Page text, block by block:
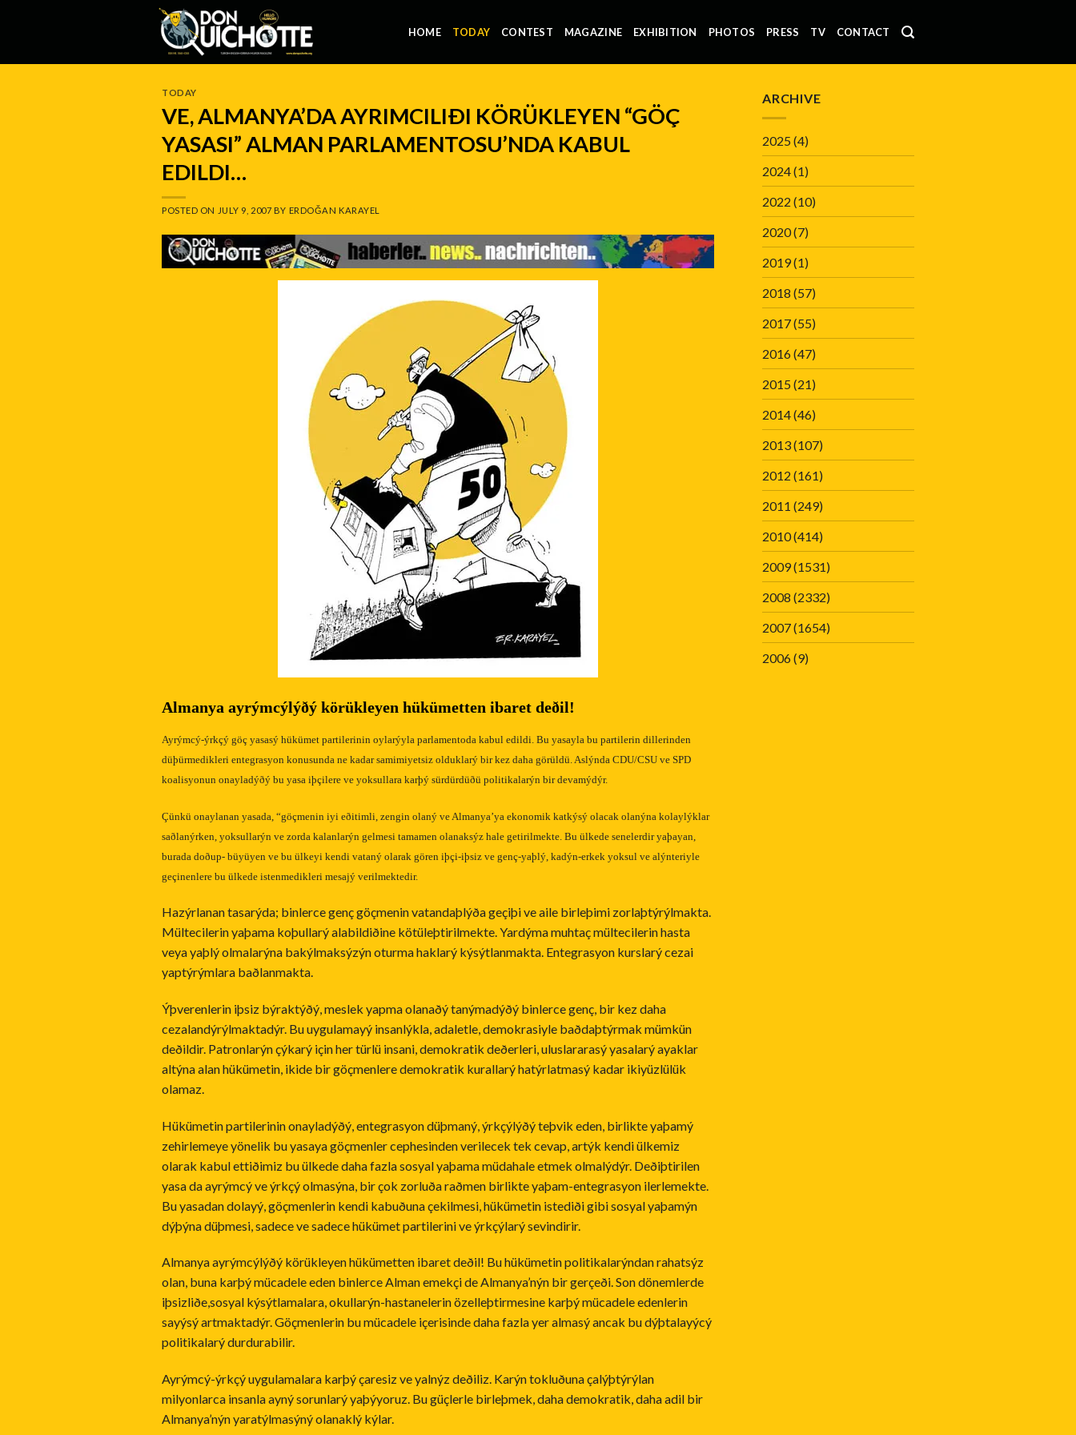
HOME TODAY CONTEST MAGAZINE EXHIBITION PHOTOS PRESS TV CONTACT
TODAY
VE, ALMANYA’DA AYRIMCILIÐI KÖRÜKLEYEN “GÖÇ
YASASI” ALMAN PARLAMENTOSU’NDA KABUL
EDILDI…
POSTED ON JULY 9, 2007 BY ERDOĞAN KARAYEL
Almanya ayrýmcýlýðý körükleyen hükümetten ibaret deðil!
Ayrýmcý-ýrkçý göç yasasý hükümet partilerinin oylarýyla parlamentoda kabul edildi. Bu yasayla bu partilerin dillerinden
düþürmedikleri entegrasyon konusunda ne kadar samimiyetsiz olduklarý bir kez daha görüldü. Aslýnda CDU/CSU ve SPD
koalisyonun onayladýðý bu yasa iþçilere ve yoksullara karþý sürdürdüðü politikalarýn bir devamýdýr.
Çünkü onaylanan yasada, “göçmenin iyi eðitimli, zengin olaný ve Almanya’ya ekonomik katkýsý olacak olanýna kolaylýklar
saðlanýrken, yoksullarýn ve zorda kalanlarýn gelmesi tamamen olanaksýz hale getirilmekte. Bu ülkede senelerdir yaþayan,
burada doðup- büyüyen ve bu ülkeyi kendi vataný olarak gören iþçi-iþsiz ve genç-yaþlý, kadýn-erkek yoksul ve alýnteriyle
geçinenlere bu ülkede istenmedikleri mesajý verilmektedir.
Hazýrlanan tasarýda; binlerce genç göçmenin vatandaþlýða geçiþi ve aile birleþimi zorlaþtýrýlmakta.
Mültecilerin yaþama koþullarý alabildiðine kötüleþtirilmekte. Yardýma muhtaç mültecilerin hasta
veya yaþlý olmalarýna bakýlmaksýzýn oturma haklarý kýsýtlanmakta. Entegrasyon kurslarý cezai
yaptýrýmlara baðlanmakta.
Ýþverenlerin iþsiz býraktýðý, meslek yapma olanaðý tanýmadýðý binlerce genç, bir kez daha
cezalandýrýlmaktadýr. Bu uygulamayý insanlýkla, adaletle, demokrasiyle baðdaþtýrmak mümkün
deðildir. Patronlarýn çýkarý için her türlü insani, demokratik deðerleri, uluslararasý yasalarý ayaklar
altýna alan hükümetin, ikide bir göçmenlere demokratik kurallarý hatýrlatmasý kadar ikiyüzlülük
olamaz.
Hükümetin partilerinin onayladýðý, entegrasyon düþmaný, ýrkçýlýðý teþvik eden, birlikte yaþamý
zehirlemeye yönelik bu yasaya göçmenler cephesinden verilecek tek cevap, artýk kendi ülkemiz
olarak kabul ettiðimiz bu ülkede daha fazla sosyal yaþama müdahale etmek olmalýdýr. Deðiþtirilen
yasa da ayrýmcý ve ýrkçý olmasýna, bir çok zorluða raðmen birlikte yaþam-entegrasyon ilerlemekte.
Bu yasadan dolayý, göçmenlerin kendi kabuðuna çekilmesi, hükümetin istediði gibi sosyal yaþamýn
dýþýna düþmesi, sadece ve sadece hükümet partilerini ve ýrkçýlarý sevindirir.
Almanya ayrýmcýlýðý körükleyen hükümetten ibaret deðil! Bu hükümetin politikalarýndan rahatsýz
olan, buna karþý mücadele eden binlerce Alman emekçi de Almanya’nýn bir gerçeði. Son dönemlerde
iþsizliðe,sosyal kýsýtlamalara, okullarýn-hastanelerin özelleþtirmesine karþý mücadele edenlerin
sayýsý artmaktadýr. Göçmenlerin bu mücadele içerisinde daha fazla yer almasý ancak bu dýþtalayýcý
politikalarý durdurabilir.
Ayrýmcý-ýrkçý uygulamalara karþý çaresiz ve yalnýz deðiliz. Karýn tokluðuna çalýþtýrýlan
milyonlarca insanla ayný sorunlarý yaþýyoruz. Bu güçlerle birleþmek, daha demokratik, daha adil bir
Almanya’nýn yaratýlmasýný olanaklý kýlar.
ARCHIVE
2025(4)
2024(1)
2022 (10)
2020(7)
2019(1)
2018 (57)
2017(55)
2016(47)
2015(21)
2014(46)
2013(107)
2012 (161)
2011 (249)
2010(414)
2009(1531)
2008 (2332)
2007(1654)
2006(9)